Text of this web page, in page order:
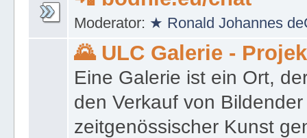
Moderator: ★ Ronald Johannes
🌄 ULC Galerie -
Eine Galerie ist ein Ort,
den Verkauf von
zeitgenössischer Kunst